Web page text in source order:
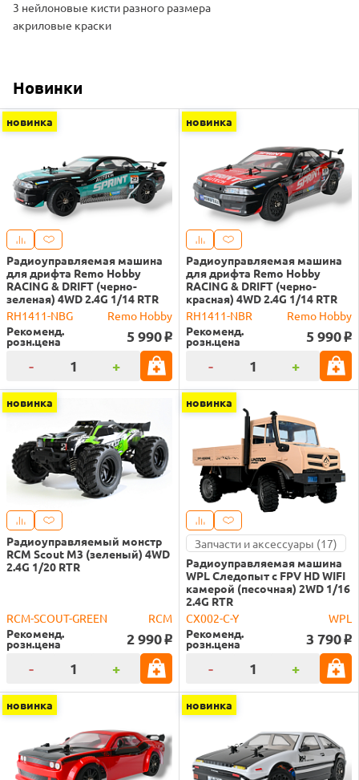
3 нейлоновые кисти разного размера
акриловые краски
Новинки
новинка
Радиоуправляемая машина
для дрифта Remo Hobby
RACING & DRIFT (черно-
зеленая) 4WD 2.4G 1/14 RTR
RH1411-NBG
Remo Hobby
Рекоменд.
розн.цена 5 990 o
- +
новинка
Радиоуправляемая машина
для дрифта Remo Hobby
RACING & DRIFT (черно-
красная) 4WD 2.4G 1/14 RTR
RH1411-NBR
Remo Hobby
Рекоменд.
розн.цена 5 990 o
- +
новинка
Радиоуправляемый монстр
RCM Scout M3 (зеленый) 4WD
2.4G 1/20 RTR
RCM-SCOUT-GREEN
RCM
Рекоменд.
розн.цена 2 990 o
- +
новинка
Запчасти и аксессуары (17)
Радиоуправляемая машина
WPL Следопыт с FPV HD WIFI
камерой (песочная) 2WD 1/16
2.4G RTR
CX002-C-Y
WPL
Рекоменд.
розн.цена 3 790 o
- +
новинка новинка